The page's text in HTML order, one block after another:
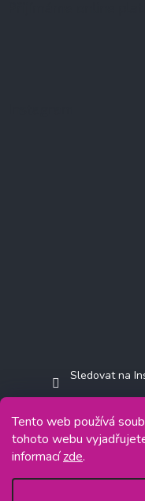
Tento web používá
tohoto webu
informacízde.
Sledovat na
Copyright 2026
Grafický návrh vytvořil a na